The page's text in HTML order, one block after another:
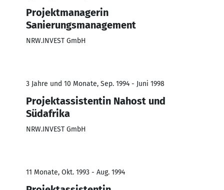
Projektmanagerin
Sanierungsmanagement
NRW.INVEST GmbH
3 Jahre und 10 Monate, Sep. 1994 - Juni 1998
Projektassistentin Nahost und
Südafrika
NRW.INVEST GmbH
11 Monate, Okt. 1993 - Aug. 1994